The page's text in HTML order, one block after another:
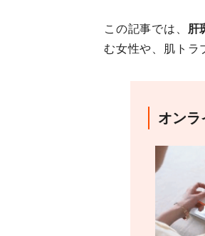
この記事では、 肝
む女性や、肌トラ
オンラ